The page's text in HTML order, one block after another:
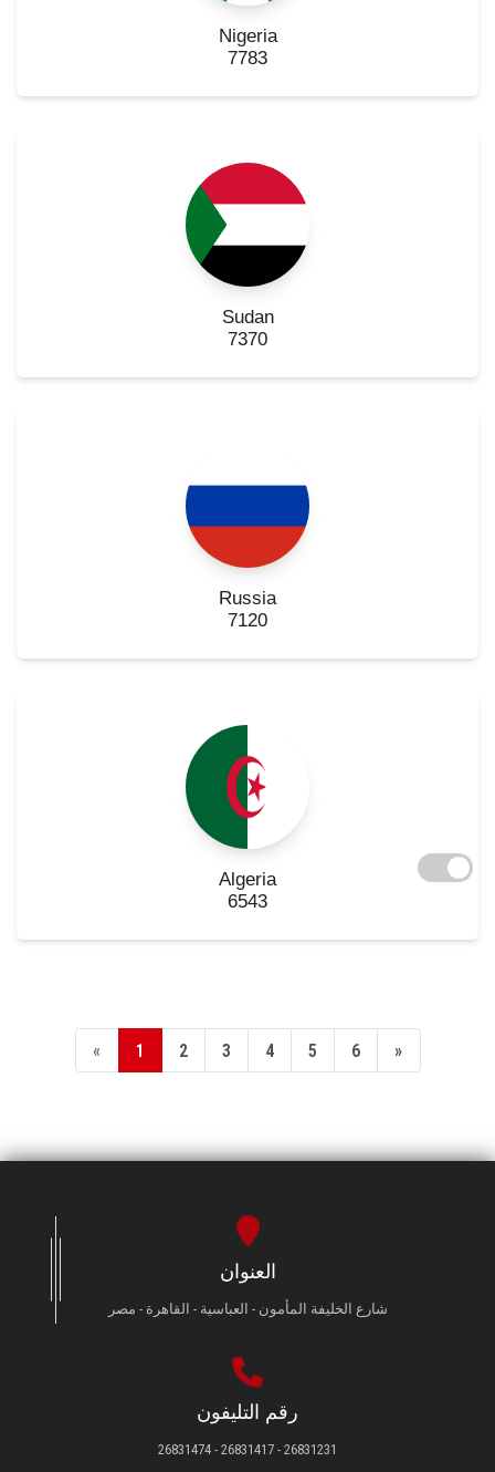
Nigeria
7783
Sudan
7370
Russia
7120
Algeria
6543
« 1 2 3 4 5 6 »
العنوان
شارع الخليفة المأمون - العباسية - القاهرة - مصر
رقم التليفون
26831231 - 26831417 - 26831474